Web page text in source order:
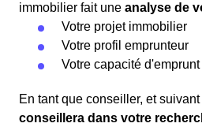
immobilier fait une analyse de
Votre projet immobilier
Votre profil emprunteur
Votre capacité d'emprunt
En tant que conseiller, et
conseillera dans votre